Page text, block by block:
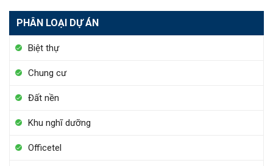
PHÂN LOẠI DỰ ÁN
Biệt thự
Chung cư
Đất nền
Khu nghĩ dưỡng
Officetel